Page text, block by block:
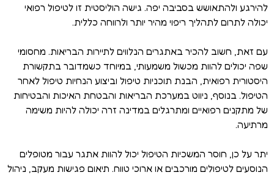
להירגע ולהתאושש בסביבה יפה. גישה הוליסטית זו לטיפול רפואי
יכולה לתרום לתהליך ריפוי מהיר יותר ולרווחה כללית.
עם זאת, חשוב להכיר באתגרים הנלווים לתיירות הבריאות. מחסומי
שפה יכולים להוות מכשול משמעותי, במיוחד כשמדובר בתקשורת
היסטורית רפואית, הבנת תוכניות טיפול וביצוע הנחיות טיפול לאחר
הטיפול. בנוסף, ניווט במערכת הבריאות והבטחת האיכות והבטיחות
של מתקנים רפואיים ומתרגלים במדינה זרה יכולה להיות משימה
מרתיעה.
יתר על כן, חוסר המשכיות הטיפול יכול להוות אתגר עבור מטופלים
הנוסעים לטיפולים מורכבים או ארוכי טווח. תיאום פגישות מעקב, ניהול